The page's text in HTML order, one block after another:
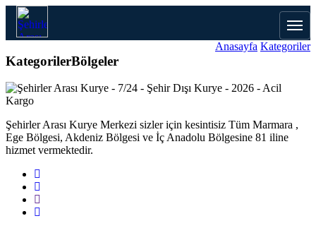
Kategoriler
Anasayfa Kategoriler
Bölgeler
Şehirler Arası Kurye Merkezi sizler için kesintisiz Tüm Marmara ,
Ege Bölgesi, Akdeniz Bölgesi ve İç Anadolu Bölgesine 81 iline
hizmet vermektedir.